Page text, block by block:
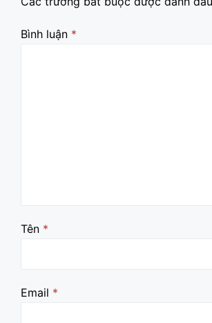
Bình luận *
Tên *
Email *